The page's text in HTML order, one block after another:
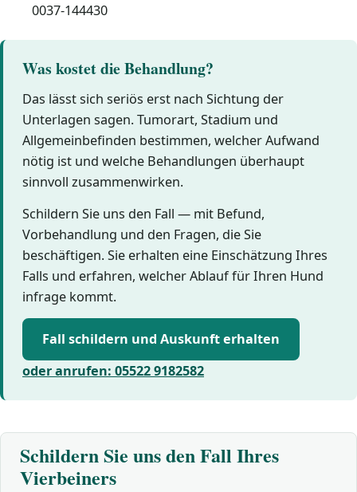
0037-144430
Was kostet die Behandlung?
Das lässt sich seriös erst nach Sichtung der
Unterlagen sagen. Tumorart, Stadium und
Allgemeinbefinden bestimmen, welcher Aufwand
nötig ist und welche Behandlungen überhaupt
sinnvoll zusammenwirken.
Schildern Sie uns den Fall — mit Befund,
Vorbehandlung und den Fragen, die Sie
beschäftigen. Sie erhalten eine Einschätzung Ihres
Falls und erfahren, welcher Ablauf für Ihren Hund
infrage kommt.
Fall schildern und Auskunft erhalten
oder anrufen: 05522 9182582
Schildern Sie uns den Fall Ihres
Vierbeiners